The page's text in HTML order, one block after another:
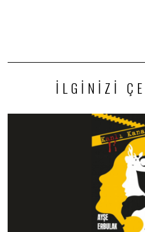
İLGINIZI